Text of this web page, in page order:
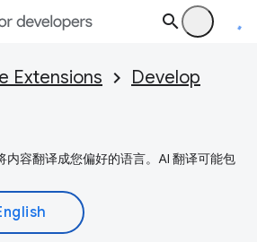
Extensions Develop
内容翻译成您偏好的语言。AI 翻译可能包